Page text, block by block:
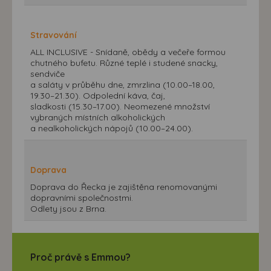
Stravování
ALL INCLUSIVE - Snídaně, obědy a večeře formou
chutného bufetu. Různé teplé i studené snacky,
sendviče
a saláty v průběhu dne, zmrzlina (10.00–18.00,
19.30–21.30). Odpolední káva, čaj,
sladkosti (15.30–17.00). Neomezené množství
vybraných místních alkoholických
a nealkoholických nápojů (10.00–24.00).
Doprava
Doprava do Řecka je zajištěna renomovanými
dopravními společnostmi.
Odlety jsou z Brna.
Proč právě s Emmou?